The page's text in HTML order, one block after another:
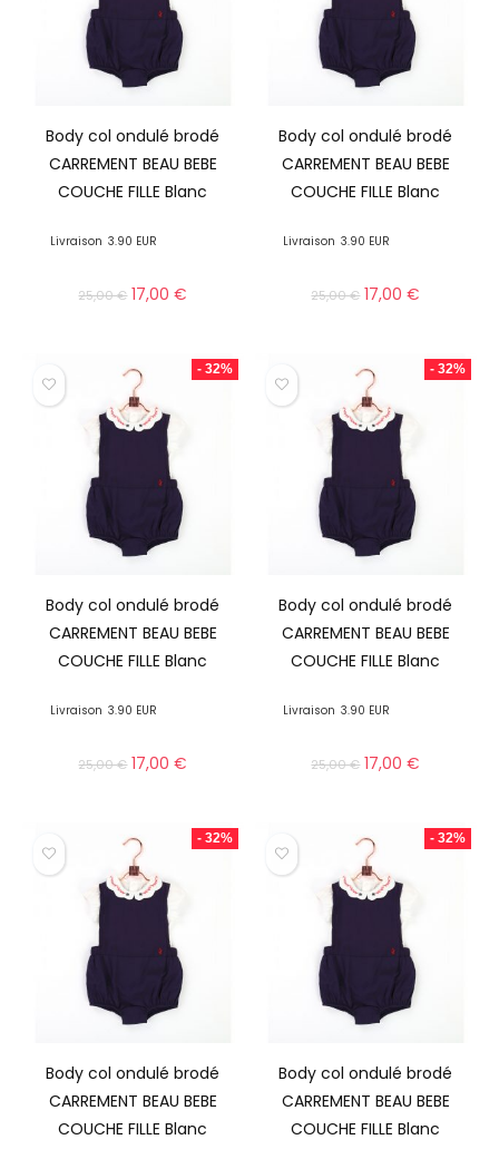
Body col ondulé brodé
CARREMENT BEAU BEBE
COUCHE FILLE Blanc
Livraison 3.90 EUR
25,00€ 17,00€
Body col ondulé brodé
CARREMENT BEAU BEBE
COUCHE FILLE Blanc
Livraison 3.90 EUR
25,00€ 17,00€
- 32%
Body col ondulé brodé
CARREMENT BEAU BEBE
COUCHE FILLE Blanc
Livraison 3.90 EUR
25,00€ 17,00€
- 32%
Body col ondulé brodé
CARREMENT BEAU BEBE
COUCHE FILLE Blanc
Livraison 3.90 EUR
25,00€ 17,00€
- 32%
Body col ondulé brodé
CARREMENT BEAU BEBE
COUCHE FILLE Blanc
- 32%
Body col ondulé brodé
CARREMENT BEAU BEBE
COUCHE FILLE Blanc